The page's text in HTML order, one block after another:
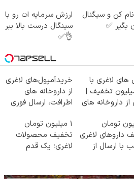
کن و سیگنال
بگیر ✅
ارزش سرمایه ات رو با
سینگال درست بالا ببر
👌✅
های لاغری با
تخفیف |
از داروخانه های
خریدآمپول‌های لاغری
از داروخانه های
اطرافت، ارسال فوری
تومان
داروهای لاغری
با ارسال از
۱ میلیون تومان
تخفیف محصولات
لاغری؛ یک قدم